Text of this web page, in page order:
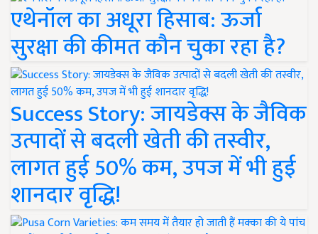
एथेनॉल का अधूरा हिसाब: ऊर्जा
सुरक्षा की कीमत कौन चुका रहा है?
Success Story: जायडेक्स के जैविक
उत्पादों से बदली खेती की तस्वीर,
लागत हुई 50% कम, उपज में भी हुई
शानदार वृद्धि!